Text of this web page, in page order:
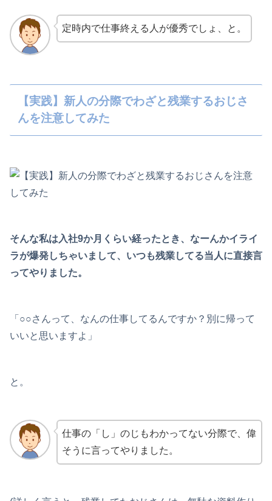
定時内で仕事終える人が優秀でしょ、と。
【実践】新人の分際でわざと残業するおじさ
んを注意してみた
そんな私は入社9か月くらい経ったとき、なーんかイライ
ラが爆発しちゃいまして、いつも残業してる当人に直接言
ってやりました。
「○○さんって、なんの仕事してるんですか？別に帰って
いいと思いますよ」
と。
仕事の「し」のじもわかってない分際で、偉
そうに言ってやりました。